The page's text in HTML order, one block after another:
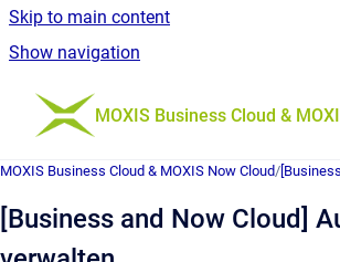
Skip to main content
Show navigation
Go to homepage
MOXIS Business Cloud &
MOXIS Business Cloud & MOXIS Now Cloud/
[Business and Now Cloud]